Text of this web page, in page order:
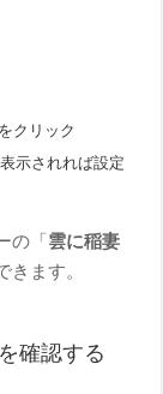
クリック
示されれば設定
の「雲に稲妻
きます。
確認する